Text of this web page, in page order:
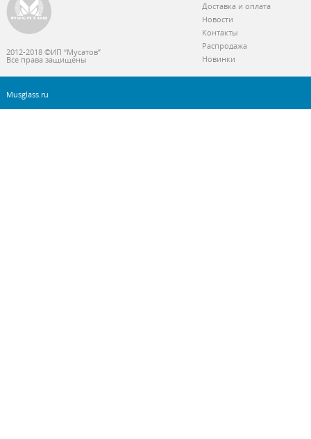
2012-2018 ©ИП “Мусатов”
Все права защищены
Доставка и оплата
Новости
Контакты
Распродажа
Новинки
Musglass.ru